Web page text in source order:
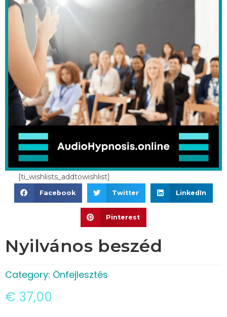
[ti_wishlists_addtowishlist]
Facebook Twitter LinkedIn
Pinterest
Nyilvános beszéd
Category: Önfejlesztés
€ 37,00